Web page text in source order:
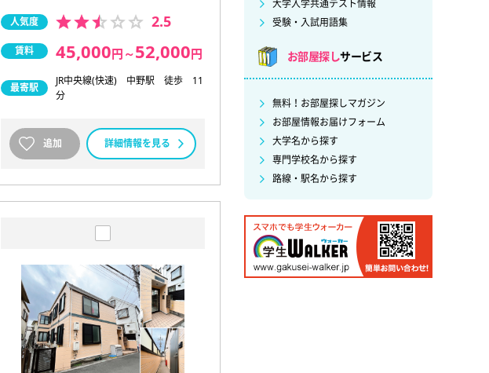
人気度 2.5
賃料 45,000円 ～52,000円
最寄駅
JR中央線(快速) 中野駅 徒歩 11
分
追加 詳細情報を見る
大学入学共通テスト情報
受験・入試用語集
お部屋探しサービス
無料！お部屋探しマガジン
お部屋情報お届けフォーム
大学名から探す
専門学校名から探す
路線・駅名から探す